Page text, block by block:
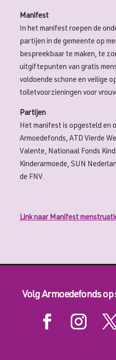
Manifest
In het manifest roepen de
partijen in de gemeente op
bespreekbaar te maken, te
uitgiftepunten van gratis
voldoende schone en veilige
toiletvoorzieningen voor
Partijen
Het manifest is opgesteld en
Armoedefonds, ATD Vierde
Valente, Nationaal Fonds
Kinderarmoede, SUN
de FNV.
Link naar Manifest
Volg Armoedefonds op